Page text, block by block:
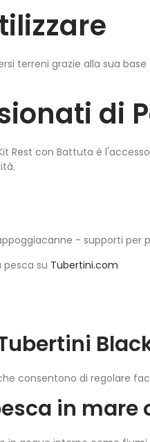
terreni grazie alla sua
di
Rest con Battuta è
- supporti per
su Tubertini.com
consentono di regolare
in mare